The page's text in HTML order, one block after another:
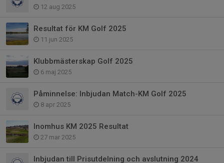
12 aug 2025
Resultat för KM Golf 2025
11 jun 2025
Klubbmästerskap Golf 2025
6 maj 2025
Påminnelse: Inbjudan Match-KM Golf 2025
8 apr 2025
Inomhus KM 2025 Resultat
27 mar 2025
Inbjudan till Prisutdelning och avslutning 2024